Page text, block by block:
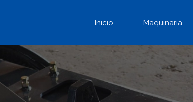
Inicio Maquinaria